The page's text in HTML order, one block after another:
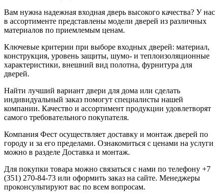
Вам нужна надежная входная дверь высокого качества? У нас
в ассортименте представлены модели дверей из различных
материалов по приемлемым ценам.
Ключевые критерии при выборе входных дверей: материал,
конструкция, уровень защиты, шумо- и теплоизоляционные
характеристики, внешний вид полотна, фурнитура для
дверей.
Найти лучший вариант двери для дома или сделать
индивидуальный заказ помогут специалисты нашей
компании. Качество и ассортимент продукции удовлетворят
самого требовательного покупателя.
Компания Фест осуществляет доставку и монтаж дверей по
городу и за его пределами. Ознакомиться с ценами на услуги
можно в разделе Доставка и монтаж.
Для покупки товара можно связаться с нами по телефону +7
(351) 270-84-73 или оформить заказ на сайте. Менеджеры
проконсультируют вас по всем вопросам.